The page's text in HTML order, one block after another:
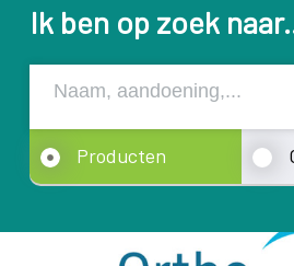
Ik ben op zoek
Producten